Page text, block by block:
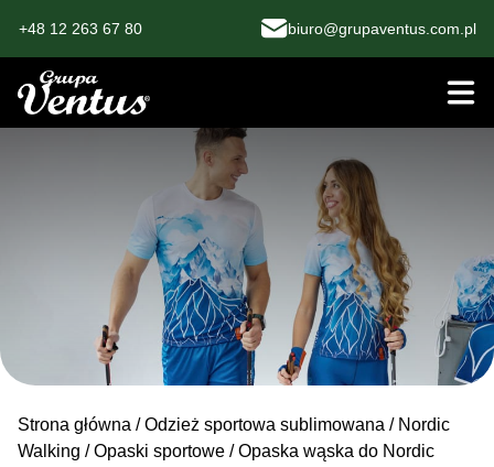
+48 12 263 67 80 biuro@grupaventus.com.pl
Strona główna /Odzież sportowa sublimowana / Nordic
Walking /Opaski sportowe / Opaska wąska do Nordic